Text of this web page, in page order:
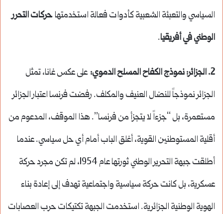
السياسي والتعبئة الشعبية كأدوات فعالة استخدمتهاحركات التحرر
الوطني في أفريقيا.
2. الجزائر: نموذج الكفاح المسلح الدموي:
على عكس غانا، تمثل
الجزائر نموذجاً للنضال العنيف والمكلف. رفضت فرنسا اعتبار الجزائر
مستعمرة، بل “جزءاً لا يتجزأ من فرنسا”. هذا الموقف، المدعوم من
أقلية المستوطنين القوية، أغلق الباب أمام أي حل سياسي. عندما
أطلقت جبهة التحرير الوطني ثورتها عام 1954، لم تكن مجرد حركة
عسكرية، بل كانت حركة سياسية واجتماعية تهدف إلى إعادة بناء
الهوية الوطنية الجزائرية. استخدمت الجبهة تكتيكات حرب العصابات